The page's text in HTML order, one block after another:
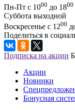
Пн-Пт с 1000 до 1800
Суббота выходной
Воскресенье с 1200
Поделиться в
Подписка на акции
Акции
Новинки
Бонусная